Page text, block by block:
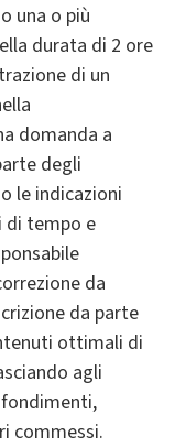
una o più
durata di 2 ore
di un
domanda a
degli
le indicazioni
di tempo e
da
da parte
ottimali di
agli
commessi.